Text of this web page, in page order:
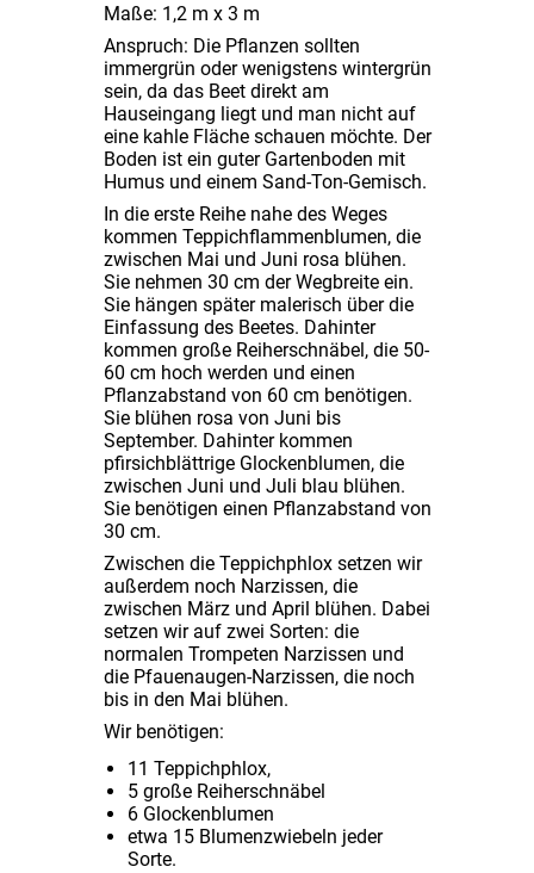
Maße: 1,2 m x 3 m
Anspruch: Die Pflanzen sollten
immergrün oder wenigstens wintergrün
sein, da das Beet direkt am
Hauseingang liegt und man nicht auf
eine kahle Fläche schauen möchte. Der
Boden ist ein guter Gartenboden mit
Humus und einem Sand-Ton-Gemisch.
In die erste Reihe nahe des Weges
kommen Teppichflammenblumen, die
zwischen Mai und Juni rosa blühen.
Sie nehmen 30 cm der Wegbreite ein.
Sie hängen später malerisch über die
Einfassung des Beetes. Dahinter
kommen große Reiherschnäbel, die 50-
60 cm hoch werden und einen
Pflanzabstand von 60 cm benötigen.
Sie blühen rosa von Juni bis
September. Dahinter kommen
pfirsichblättrige Glockenblumen, die
zwischen Juni und Juli blau blühen.
Sie benötigen einen Pflanzabstand von
30 cm.
Zwischen die Teppichphlox setzen wir
außerdem noch Narzissen, die
zwischen März und April blühen. Dabei
setzen wir auf zwei Sorten: die
normalen Trompeten Narzissen und
die Pfauenaugen-Narzissen, die noch
bis in den Mai blühen.
Wir benötigen:
11 Teppichphlox,
5 große Reiherschnäbel
6 Glockenblumen
etwa 15 Blumenzwiebeln jeder
Sorte.